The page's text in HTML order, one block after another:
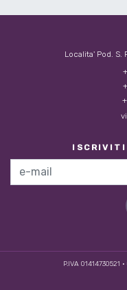
Localita' Pod. S.
ISCRIVITI
P.IVA 01414730521